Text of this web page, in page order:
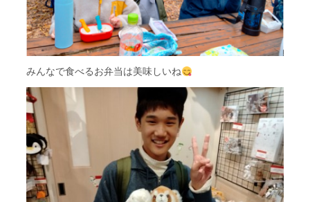
みんなで食べるお弁当は美味しいね